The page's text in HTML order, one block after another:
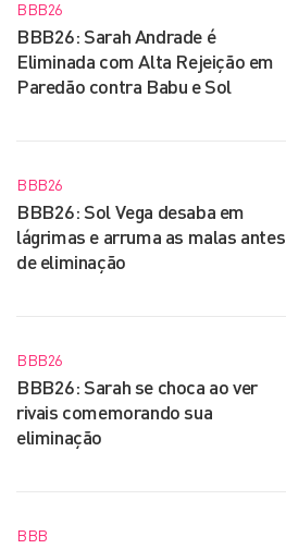
BBB26
BBB26: Sarah Andrade é
Eliminada com Alta Rejeição em
Paredão contra Babu e Sol
BBB26
BBB26: Sol Vega desaba em
lágrimas e arruma as malas antes
de eliminação
BBB26
BBB26: Sarah se choca ao ver
rivais comemorando sua
eliminação
BBB